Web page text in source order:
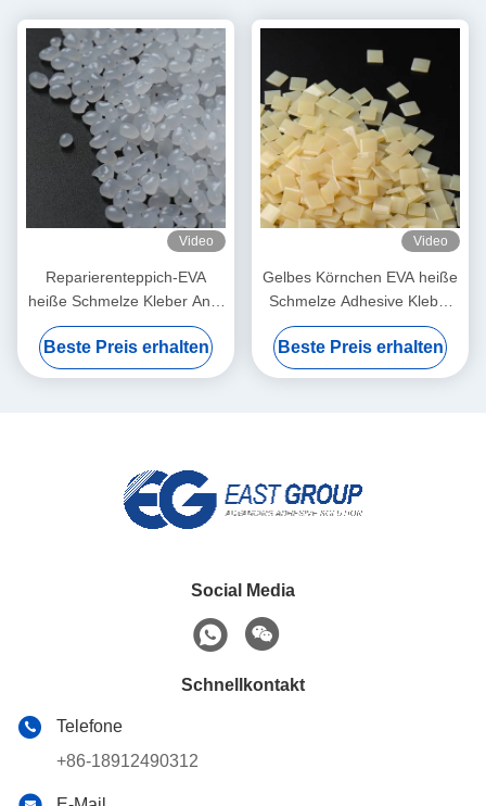
Video
Reparierenteppich-EVA
heiße Schmelze Kleber Anti-
Beleg-ausgezeichnetes
Klebefestigkeits-Kugel-Korn
Beste Preis erhalten
Video
Gelbes Körnchen EVA heiße
Schmelze Adhesive Kleber
für gewölbten Karton
Beste Preis erhalten
Social Media
Schnellkontakt
Telefone
+86-18912490312